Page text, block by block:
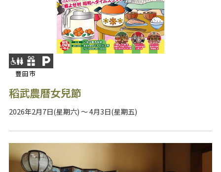
豐田市
稻武農曆女兒節
2026年2月7日(星期六) ～ 4月3日(星期五)